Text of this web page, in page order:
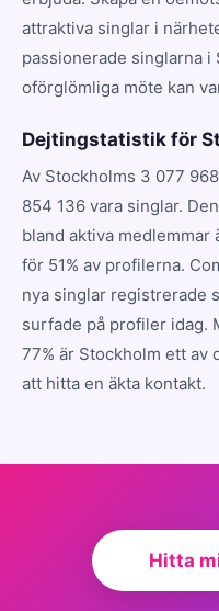
attraktiva singlar i
passionerade singlarna
oförglömliga möte kan
Dejtingstatistik för
Av Stockholms 3 077
854 136 vara singlar.
bland aktiva
för 51% av profilerna.
nya singlar registrerade
surfade på profiler idag.
77% är Stockholm ett av
att hitta en äkta kontakt.
Hitta